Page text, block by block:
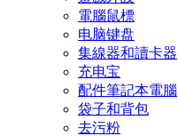
電腦鼠標
电脑键盘
集線器和讀卡器
充电宝
配件筆記本電腦
袋子和背包
去污粉